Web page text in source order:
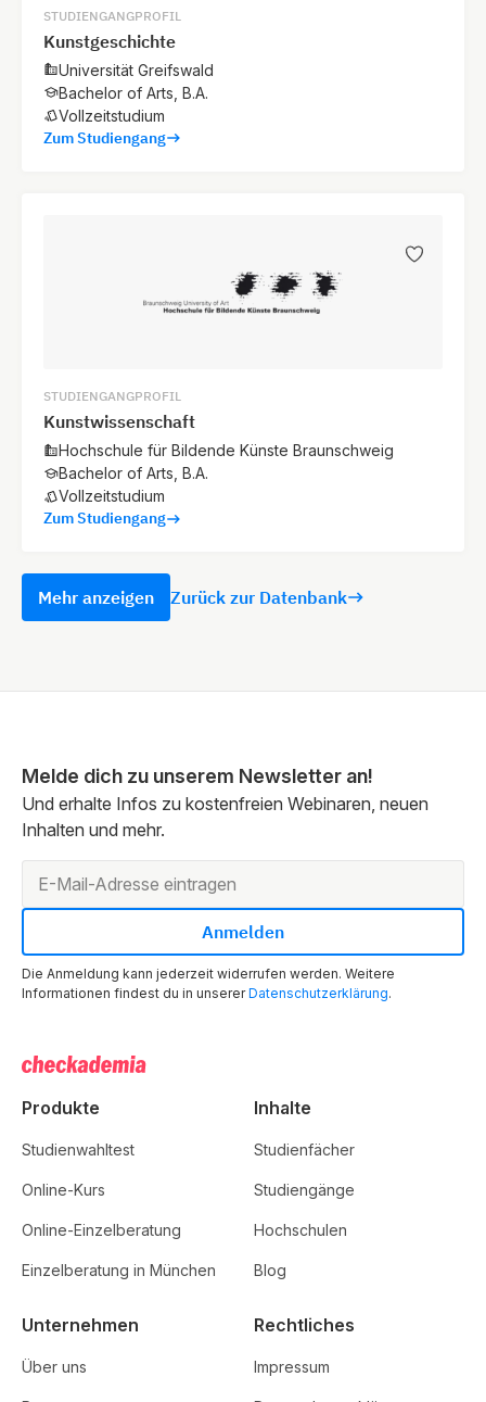
STUDIENGANGPROFIL
Kunstgeschichte
Universität Greifswald
Bachelor of Arts, B.A.
Vollzeitstudium
Zum Studiengang
STUDIENGANGPROFIL
Kunstwissenschaft
Hochschule für Bildende Künste Braunschweig
Bachelor of Arts, B.A.
Vollzeitstudium
Zum Studiengang
Mehr anzeigen Zurück zur Datenbank
Melde dich zu unserem Newsletter an!
Und erhalte Infos zu kostenfreien Webinaren, neuen
Inhalten und mehr.
Die Anmeldung kann jederzeit widerrufen werden. Weitere
Informationen findest du in unsererDatenschutzerklärung.
Produkte
Studienwahltest
Online-Kurs
Online-Einzelberatung
Einzelberatung in München
Inhalte
Studienfächer
Studiengänge
Hochschulen
Blog
Unternehmen
Über uns
Rechtliches
Impressum